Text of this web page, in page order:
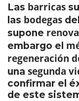
Las barricas
las bodegas
supone
embargo el
regeneración
una segunda
confirmar el
de este